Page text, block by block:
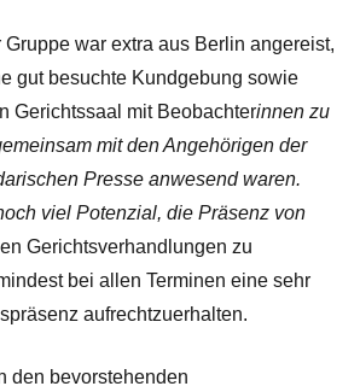
Gruppe war extra aus Berlin angereist,
gut besuchte Kundgebung sowie
Gerichtssaal mit Beobachterinnen zu
mit den Angehörigen der
Presse anwesend waren.
viel Potenzial, die Präsenz von
Gerichtsverhandlungen zu
bei allen Terminen eine sehr
aufrechtzuerhalten.
den bevorstehenden